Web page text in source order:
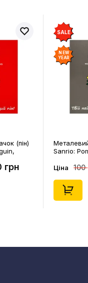
(пін)
грн
SALE
NEW
YEAR
Sanrio:
Ціна 100